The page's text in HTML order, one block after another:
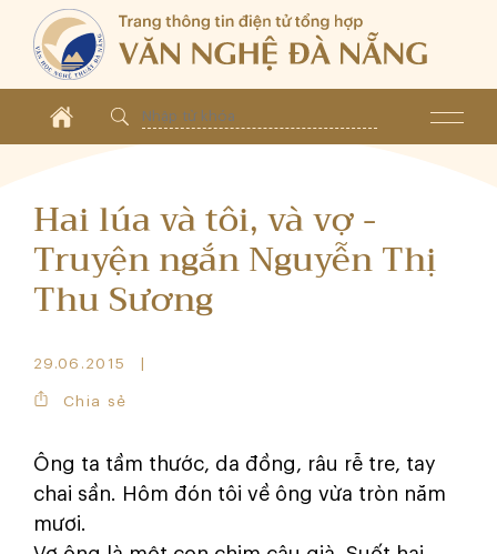
Hai lúa và tôi, và vợ -
Truyện ngắn Nguyễn Thị
Thu Sương
29.06.2015
Chia sẻ
Ông ta tầm thước, da đồng, râu rễ tre, tay
chai sần. Hôm đón tôi về ông vừa tròn năm
mươi.